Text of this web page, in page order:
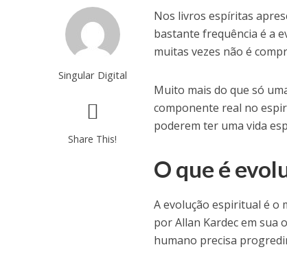
Singular Digital
Share This!
Nos livros espíritas
bastante frequência é a
muitas vezes não é
Muito mais do que só
componente real no
poderem ter uma vida
O que é
A evolução espiritual é o
por Allan Kardec em sua
humano precisa